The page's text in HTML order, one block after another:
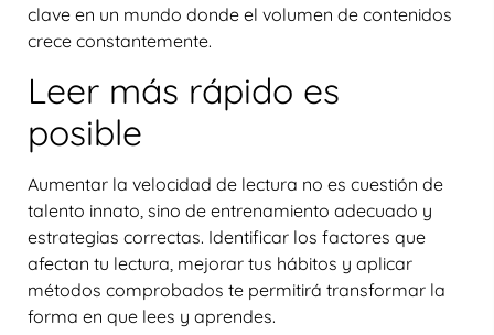
clave en un mundo donde el volumen de contenidos
crece constantemente.
Leer más rápido es
posible
Aumentar la velocidad de lectura no es cuestión de
talento innato, sino de entrenamiento adecuado y
estrategias correctas. Identificar los factores que
afectan tu lectura, mejorar tus hábitos y aplicar
métodos comprobados te permitirá transformar la
forma en que lees y aprendes.